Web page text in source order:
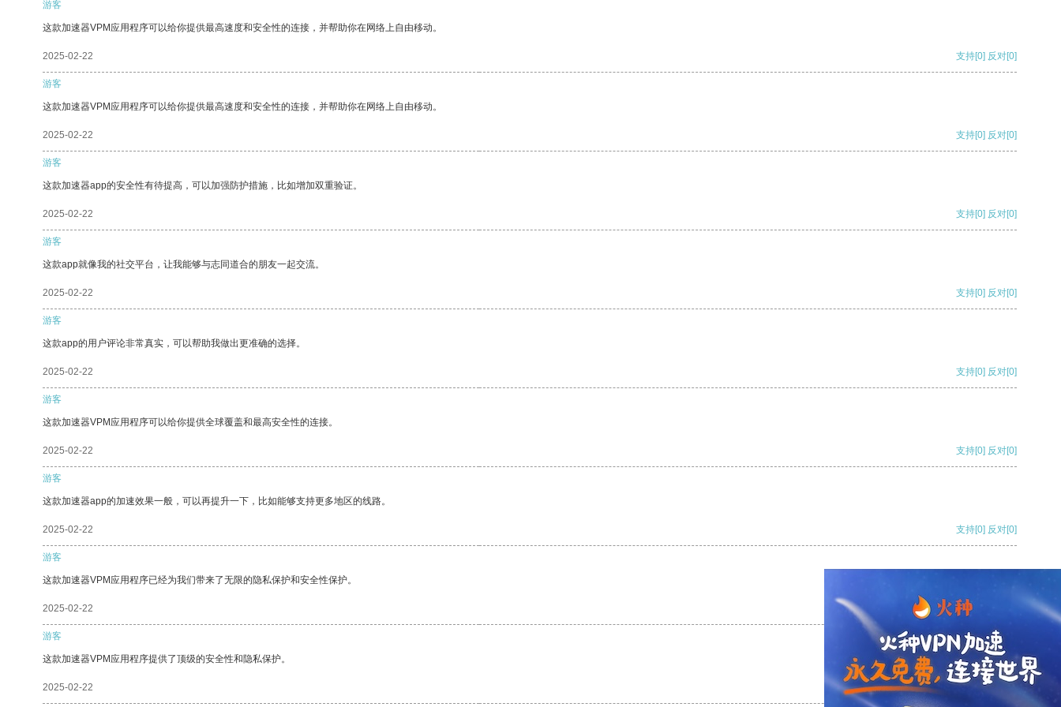
游客
这款加速器VPM应用程序可以给你提供最高速度和安全性的连接，并帮助你在网络上自由移动。
2025-02-22 支持[0] 反对[0]
游客
这款加速器VPM应用程序可以给你提供最高速度和安全性的连接，并帮助你在网络上自由移动。
2025-02-22 支持[0] 反对[0]
游客
这款加速器app的安全性有待提高，可以加强防护措施，比如增加双重验证。
2025-02-22 支持[0] 反对[0]
游客
这款app就像我的社交平台，让我能够与志同道合的朋友一起交流。
2025-02-22 支持[0] 反对[0]
游客
这款app的用户评论非常真实，可以帮助我做出更准确的选择。
2025-02-22 支持[0] 反对[0]
游客
这款加速器VPM应用程序可以给你提供全球覆盖和最高安全性的连接。
2025-02-22 支持[0] 反对[0]
游客
这款加速器app的加速效果一般，可以再提升一下，比如能够支持更多地区的线路。
2025-02-22 支持[0] 反对[0]
游客
这款加速器VPM应用程序已经为我们带来了无限的隐私保护和安全性保护。
2025-02-22 支持
游客
这款加速器VPM应用程序提供了顶级的安全性和隐私保护。
2025-02-22 支持 [0] 反对